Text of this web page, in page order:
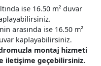
ise 16.50 m² duvar
arasında ise 16.50 m²
kaplayabilirsiniz.
montaj hizmeti
iletişime geçebilirsiniz.